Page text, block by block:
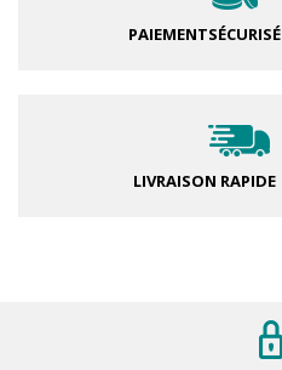
PAIEMENTSÉCURISÉ
LIVRAISON RAPIDE